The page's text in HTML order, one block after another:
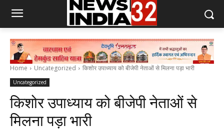
Home Uncategorized किशोर उपाध्याय को बीजेपी नेताओं से मिलना पड़ा भारी
Uncategorized
किशोर उपाध्याय को बीजेपी नेताओं से
मिलना पड़ा भारी